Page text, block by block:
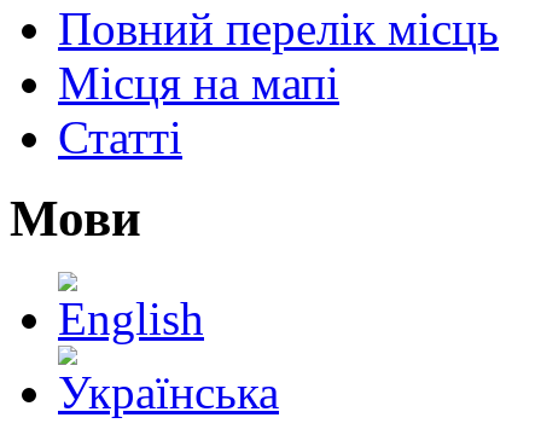
Повний перелік місць
Місця на мапі
Статті
Мови